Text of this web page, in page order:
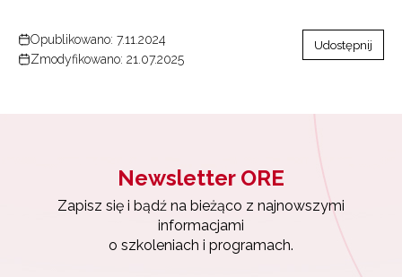
Opublikowano: 7.11.2024
Zmodyfikowano: 21.07.2025
Udostępnij
Newsletter ORE
Zapisz się i bądź na bieżąco z najnowszymi
informacjami
o szkoleniach i programach.
Zapisz się i bądź na bieżąco z najnowszymi
Adres e-mail:
Wyrażam zgodę na przetwarzanie moich danych